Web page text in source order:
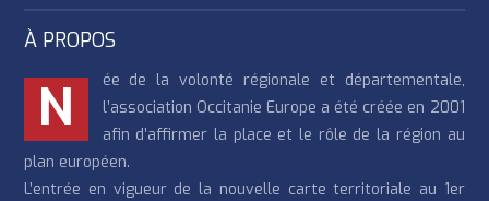
À PROPOS
N
ée de la volonté régionale et départementale,
l’association Occitanie Europe a été créée en 2001
afin d’affirmer la place et le rôle de la région au
plan européen.
L’entrée en vigueur de la nouvelle carte territoriale au 1er